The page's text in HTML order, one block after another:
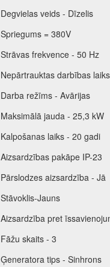
Degvielas veids - Dīzelis
Spriegums = 380V
Strāvas frekvence - 50 Hz
Nepārtrauktas darbības
Darba režīms - Avārijas
Maksimālā jauda - 25,3 kW
Kalpošanas laiks - 20 gadi
Aizsardzības pakāpe IP-23
Pārslodzes aizsardzība - Jā
Stāvoklis-Jauns
Aizsardzība pret
Fāžu skaits - 3
Ģeneratora tips - Sinhrons